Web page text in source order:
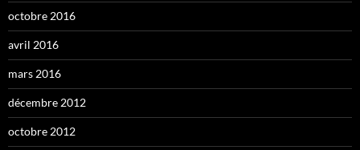
octobre 2016
avril 2016
mars 2016
décembre 2012
octobre 2012